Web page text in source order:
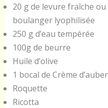
20 g de levure fraîche
boulanger lyophilisée
250 g d’eau tempérée
100g de beurre
Huile d’olive
1 bocal de Crème
Roquette
Ricotta